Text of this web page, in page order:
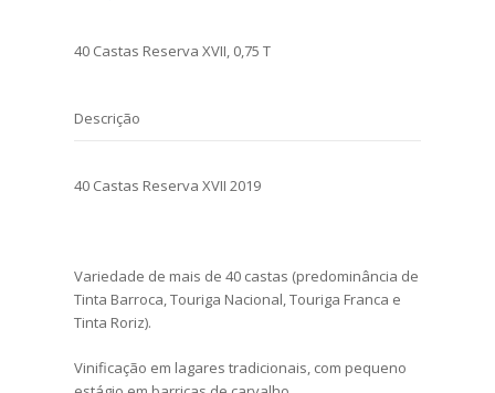
40 Castas Reserva XVII, 0,75 T
Descrição
40 Castas Reserva XVII 2019
Variedade de mais de 40 castas (predominância de
Tinta Barroca, Touriga Nacional, Touriga Franca e
Tinta Roriz).
Vinificação em lagares tradicionais, com pequeno